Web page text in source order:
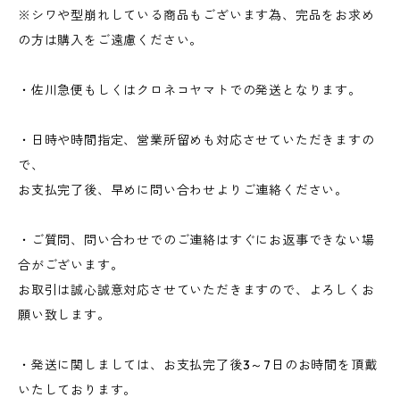
※シワや型崩れしている商品もございます為、完品をお求め
の方は購入をご遠慮ください。
・佐川急便もしくはクロネコヤマトでの発送となります。
・日時や時間指定、営業所留めも対応させていただきますの
で、
お支払完了後、早めに問い合わせよりご連絡ください。
・ご質問、問い合わせでのご連絡はすぐにお返事できない場
合がございます。
お取引は誠心誠意対応させていただきますので、よろしくお
願い致します。
・発送に関しましては、お支払完了後3～7日のお時間を頂戴
いたしております。